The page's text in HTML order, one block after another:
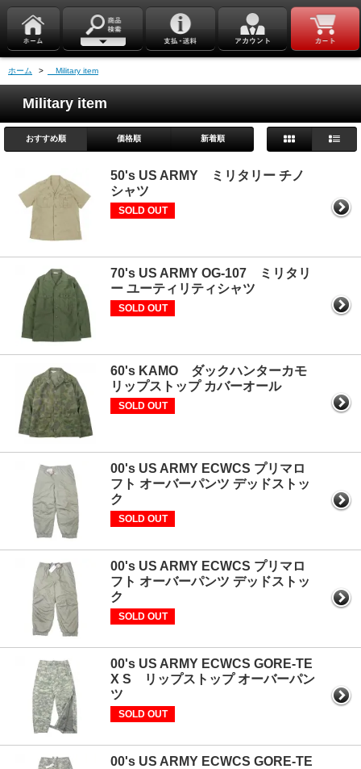
ホーム > Military item
Military item
おすすめ順 価格順 新着順
50's US ARMY ミリタリー チノ
シャツ
SOLD OUT
70's US ARMY OG-107 ミリタリ
ー ユーティリティシャツ
SOLD OUT
60's KAMO ダックハンターカモ
リップストップ カバーオール
SOLD OUT
00's US ARMY ECWCS プリマロ
フト オーバーパンツ デッドストッ
ク
SOLD OUT
00's US ARMY ECWCS プリマロ
フト オーバーパンツ デッドストッ
ク
SOLD OUT
00's US ARMY ECWCS GORE-TE
X S リップストップ オーバーパン
ツ
SOLD OUT
00's US ARMY ECWCS GORE-TE